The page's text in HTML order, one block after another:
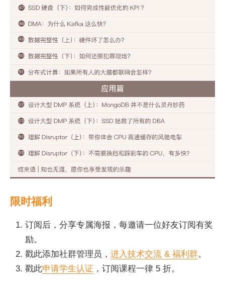
限时福利
订阅后，分享专属海报，每邀请一位好友订阅有奖
励。
戳此添加社群管理员， 进入技术交流 & 福利群。
戳此申请学生认证 ，订阅课程一律 5 折。